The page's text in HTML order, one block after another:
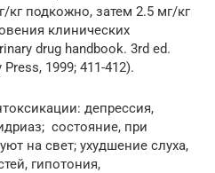
кг подкожно, затем 2.5 мг/кг
клинических
drug handbook. 3rd ed.
1999; 411-412).
депрессия,
состояние, при
на свет; ухудшение слуха,
гипотония,